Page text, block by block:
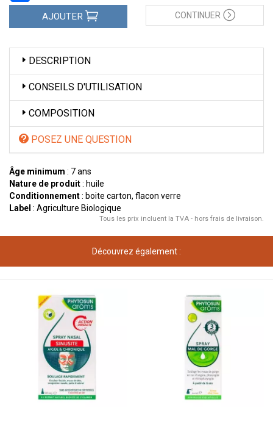
AJOUTER CONTINUER
DESCRIPTION
CONSEILS D'UTILISATION
COMPOSITION
POSEZ UNE QUESTION
Âge minimum : 7 ans
Nature de produit: huile
Conditionnement: boite carton, flacon verre
Label : Agriculture Biologique
Tous les prix incluent la TVA - hors frais de livraison.
Découvrez également :